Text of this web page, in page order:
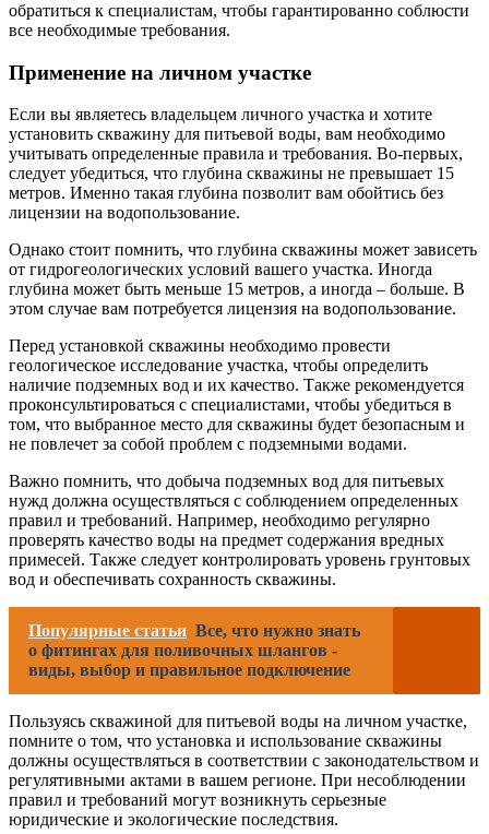
обратиться к специалистам, чтобы гарантированно соблюсти
все необходимые требования.
Применение на личном участке
Если вы являетесь владельцем личного участка и хотите
установить скважину для питьевой воды, вам необходимо
учитывать определенные правила и требования. Во-первых,
следует убедиться, что глубина скважины не превышает 15
метров. Именно такая глубина позволит вам обойтись без
лицензии на водопользование.
Однако стоит помнить, что глубина скважины может зависеть
от гидрогеологических условий вашего участка. Иногда
глубина может быть меньше 15 метров, а иногда – больше. В
этом случае вам потребуется лицензия на водопользование.
Перед установкой скважины необходимо провести
геологическое исследование участка, чтобы определить
наличие подземных вод и их качество. Также рекомендуется
проконсультироваться с специалистами, чтобы убедиться в
том, что выбранное место для скважины будет безопасным и
не повлечет за собой проблем с подземными водами.
Важно помнить, что добыча подземных вод для питьевых
нужд должна осуществляться с соблюдением определенных
правил и требований. Например, необходимо регулярно
проверять качество воды на предмет содержания вредных
примесей. Также следует контролировать уровень грунтовых
вод и обеспечивать сохранность скважины.
Популярные статьи Все, что нужно знать
о фитингах для поливочных шлангов -
виды, выбор и правильное подключение
Пользуясь скважиной для питьевой воды на личном участке,
помните о том, что установка и использование скважины
должны осуществляться в соответствии с законодательством и
регулятивными актами в вашем регионе. При несоблюдении
правил и требований могут возникнуть серьезные
юридические и экологические последствия.